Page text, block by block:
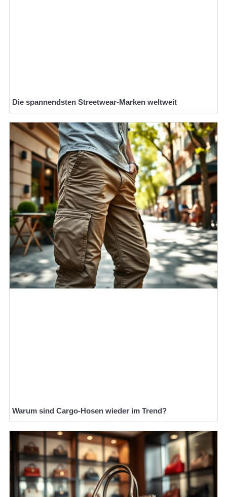
Die spannendsten Streetwear-Marken weltweit
Warum sind Cargo-Hosen wieder im Trend?